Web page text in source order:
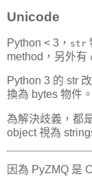
Unicode
Python < 3， str
method，另外有
Python 3 的 str
換為 bytes 物件。
為解決歧義，都
object 視為
因為 PyZMQ 是